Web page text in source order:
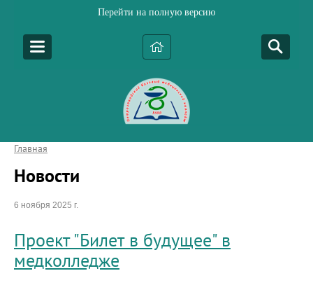
Перейти на полную версию
Главная
Новости
6 ноября 2025 г.
Проект "Билет в будущее" в
медколледже